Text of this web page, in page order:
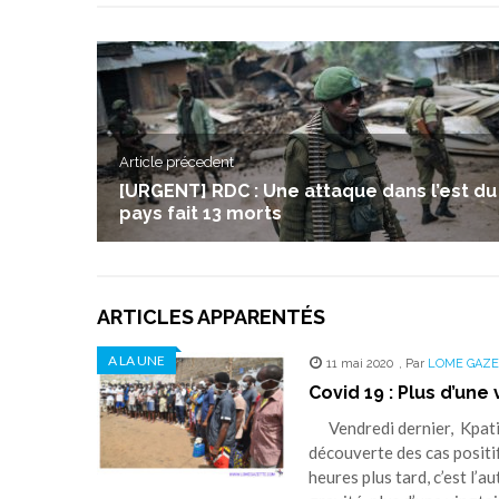
Article précedent
[URGENT] RDC : Une attaque dans l’est du
pays fait 13 morts
ARTICLES APPARENTÉS
A LA UNE 11 mai 2020 , Par LOME
Covid 19 : Plus
Vendredi dernier,
découverte des cas
heures plus tard, c’est